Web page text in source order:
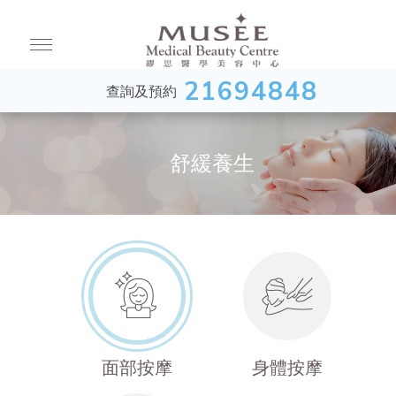
查詢及預約 21694848
舒緩養生
面部按摩 身體按摩